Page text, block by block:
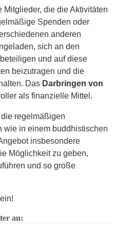
Mitglieder, die die Aktivitäten
Spenden oder
anderen
sich an den
und auf diese
beizutragen und die
Das Darbringen von
als finanzielle Mittel.
regelmäßigen
wie in einem buddhistischen
insbesondere
Möglichkeit zu geben,
und so große
an: